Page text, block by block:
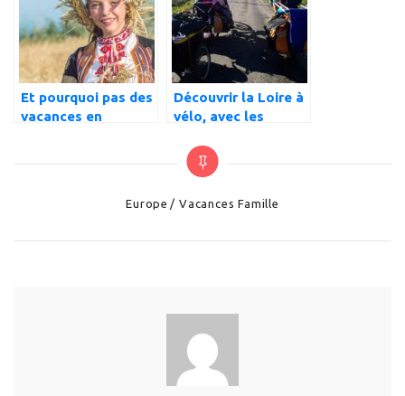
Et pourquoi pas des
vacances en
Découvrir la Loire à
vélo, avec les
Categories
Europe Vacances Famille